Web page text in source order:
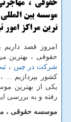
حقوقی ،
موسسه بین المللی
ترین مراكز
امروز قصد
حقوقی ، بهترین
شرکت در چین ،
کشور بپردازیم ...
یکی از بهترین
رفته و به بررسی
موسسه حقوقی ،